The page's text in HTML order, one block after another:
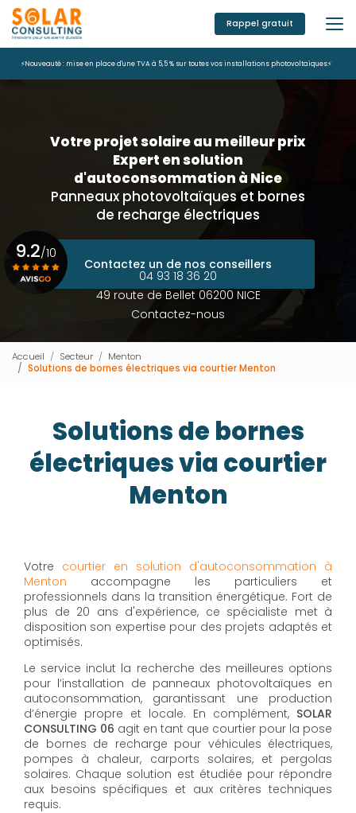
Aller
au
contenu
principal
⚡Nouveauté : mise en place d'une TVA à 5,5 % sur toutes vos installations photovoltaïques⚡
Rappel gratuit
Votre projet solaire au meilleur prix
Expert en solution
d'autoconsommation à Nice
Panneaux photovoltaïques et bornes
de recharge électriques
Contactez un de nos conseillers
04 93 18 36 20
49 route de Bellet 06200 NICE
Contactez-nous
9.2/10
Accueil Secteur
Menton
Solutions de bornes électriques via courtier Menton
Solutions de bornes
électriques via courtier
Menton
Votre courtier en solution d'autoconsommation à
Menton accompagne les particuliers et
professionnels dans la transition énergétique. Fort de
plus de 20 ans d'expérience, ce spécialiste met à
disposition son expertise pour des projets adaptés et
optimisés.
Le service inclut la recherche des meilleures options
pour l’installation de panneaux photovoltaïques en
autoconsommation, garantissant une production
d’énergie propre et locale. En complément, SOLAR
CONSULTING 06 agit en tant que courtier pour la pose
de bornes de recharge pour véhicules électriques,
pompes à chaleur, carports solaires, et pergolas
solaires. Chaque solution est étudiée pour répondre
aux besoins spécifiques et aux critères techniques
requis.